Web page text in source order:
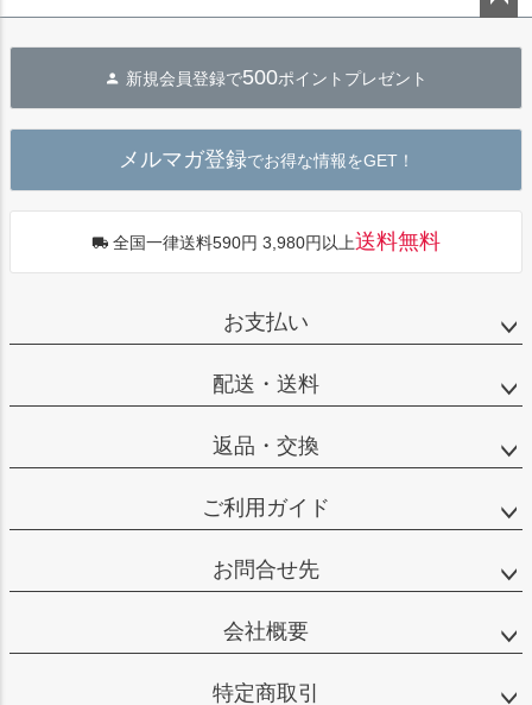
へ
新規会員登録で500ポイントプレゼント
メルマガ登録でお得な情報をGET！
全国一律送料590円 3,980円以上送料無料
お支払い
配送・送料
返品・交換
ご利用ガイド
お問合せ先
会社概要
特定商取引